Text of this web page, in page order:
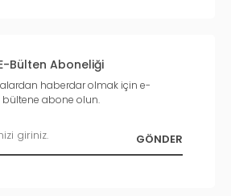
Bülten Aboneliği
haberdar olmak için e-
bültene abone olun.